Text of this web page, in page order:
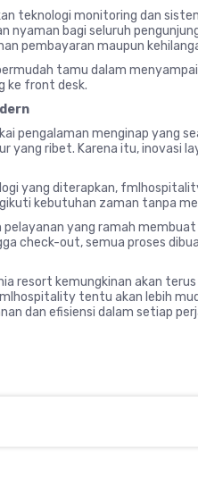
teknologi monitoring dan
bagi seluruh
pembayaran maupun
tamu dalam
ke front desk.
pengalaman menginap yang
yang ribet. Karena itu, inovasi
yang diterapkan,
kebutuhan zaman tanpa
yang ramah
check-out, semua proses
resort kemungkinan akan
tentu akan lebih
dan efisiensi dalam setiap